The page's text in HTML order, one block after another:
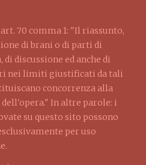
70 comma 1: "Il riassunto,
di brani o di parti di
discussione ed anche di
nei limiti giustificati da tali
concorrenza alla
In altre parole: i
su questo sito possono
per uso